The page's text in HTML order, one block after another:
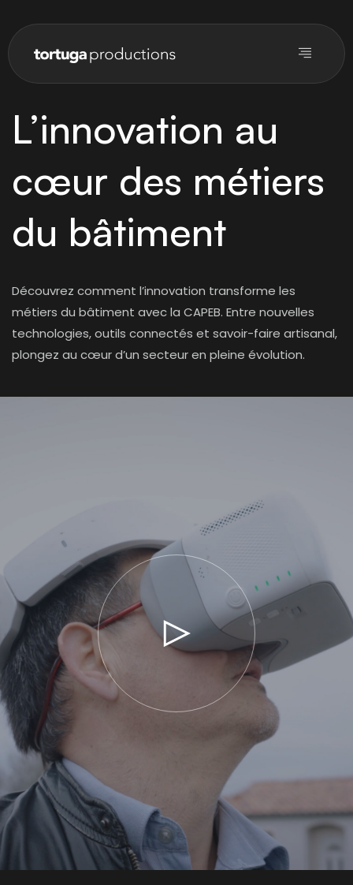
L’innovation au
cœur des métiers
du bâtiment
Découvrez comment l’innovation transforme les
métiers du bâtiment avec la CAPEB. Entre nouvelles
technologies, outils connectés et savoir-faire artisanal,
plongez au cœur d’un secteur en pleine évolution.